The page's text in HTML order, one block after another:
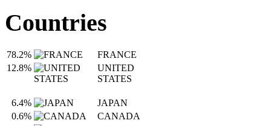
Countries
78.2%
FRANCE
12.8%
UNITED
STATES
6.4%
JAPAN
0.6%
CANADA